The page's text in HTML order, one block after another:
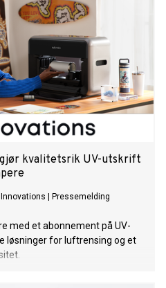
gjør kvalitetsrik UV-utskrift
Pressemelding
med et abonnement på UV-
løsninger for luftrensing og et